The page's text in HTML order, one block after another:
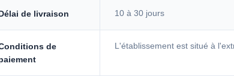
de livraison 10 à 30 jours
de
L'établissement est situé à